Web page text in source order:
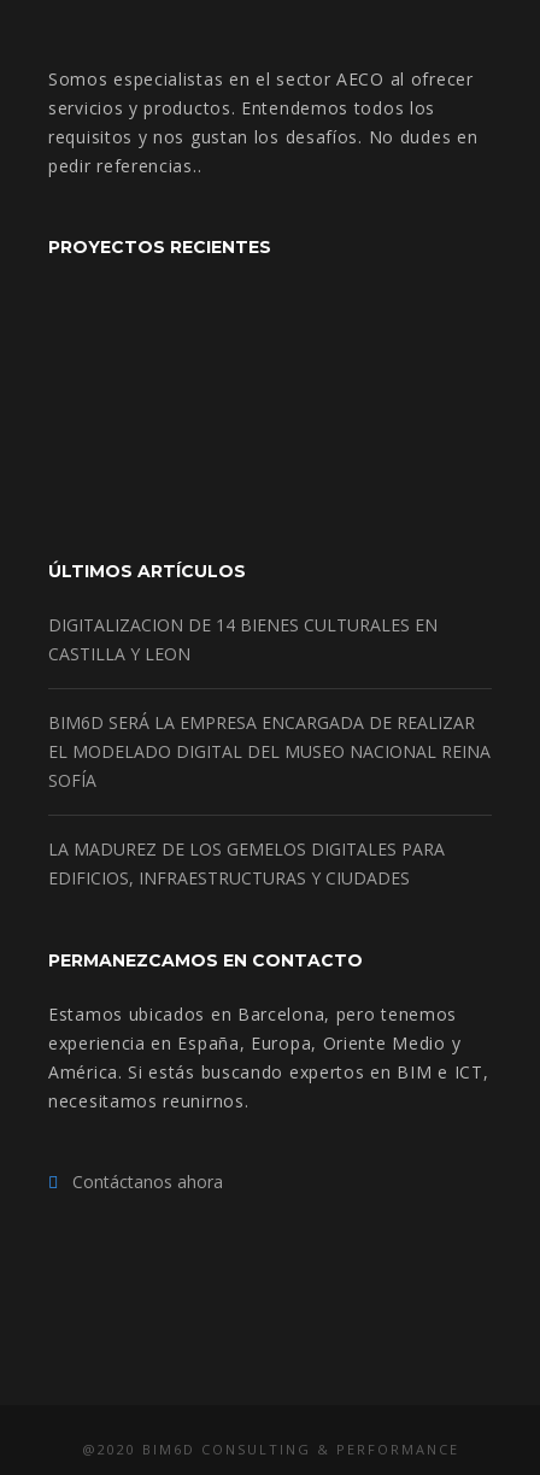
Somos especialistas en el sector AECO al ofrecer
servicios y productos. Entendemos todos los
requisitos y nos gustan los desafíos. No dudes en
pedir referencias..
PROYECTOS RECIENTES
ÚLTIMOS ARTÍCULOS
DIGITALIZACION DE 14 BIENES CULTURALES EN
CASTILLA Y LEON
BIM6D SERÁ LA EMPRESA ENCARGADA DE REALIZAR
EL MODELADO DIGITAL DEL MUSEO NACIONAL REINA
SOFÍA
LA MADUREZ DE LOS GEMELOS DIGITALES PARA
EDIFICIOS, INFRAESTRUCTURAS Y CIUDADES
PERMANEZCAMOS EN CONTACTO
Estamos ubicados en Barcelona, pero tenemos
experiencia en España, Europa, Oriente Medio y
América. Si estás buscando expertos en BIM e ICT,
necesitamos reunirnos.
Contáctanos ahora
@2020 BIM6D CONSULTING & PERFORMANCE